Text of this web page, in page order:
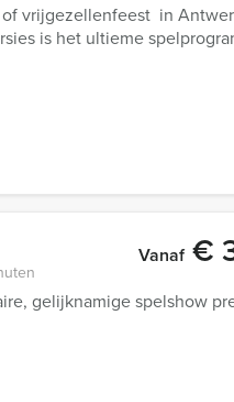
vrijgezellenfeest in
is het ultieme
Vanaf€
gelijknamige spelshow